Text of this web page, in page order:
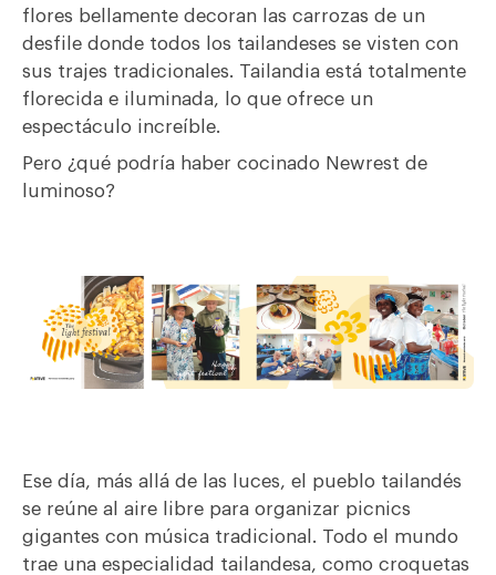
flores bellamente decoran las carrozas de un
desfile donde todos los tailandeses se visten con
sus trajes tradicionales. Tailandia está totalmente
florecida e iluminada, lo que ofrece un
espectáculo increíble.
Pero ¿qué podría haber cocinado Newrest de
luminoso?
Ese día, más allá de las luces, el pueblo tailandés
se reúne al aire libre para organizar picnics
gigantes con música tradicional. Todo el mundo
trae una especialidad tailandesa, como croquetas